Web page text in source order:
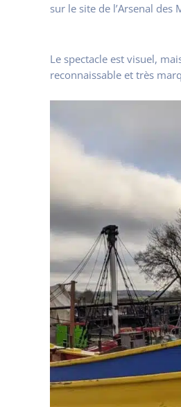
sur le site de l’Arsenal des
Le spectacle est visuel,
reconnaissable et très